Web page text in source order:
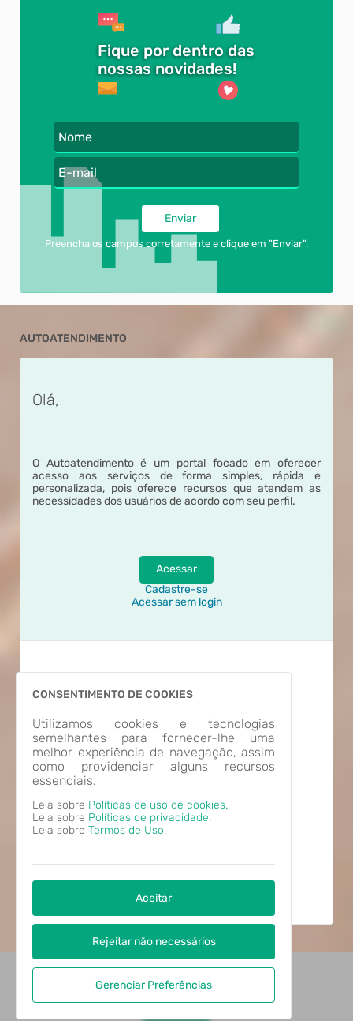
Fique por dentro das
nossas novidades!
Nome
E-mail
Enviar
Preencha os campos corretamente e clique em "Enviar".
AUTOATENDIMENTO
Olá,
O Autoatendimento é um portal focado em oferecer
acesso aos serviços de forma simples, rápida e
personalizada, pois oferece recursos que atendem as
necessidades dos usuários de acordo com seu perfil.
Acessar
Cadastre-se
Acessar sem login
Estão Disponíveis
58
Serviços
28Dispensam Login
30Necessitam Login
1 Serviços Informativos
CONSENTIMENTO DE COOKIES
Utilizamos cookies e tecnologias
semelhantes para fornecer-lhe uma
melhor experiência de navegação, assim
como providenciar alguns recursos
essenciais.
Leia sobre Políticas de uso de cookies.
Leia sobre Políticas de privacidade.
Leia sobre Termos de Uso.
Aceitar
Rejeitar não necessários
Gerenciar Preferências